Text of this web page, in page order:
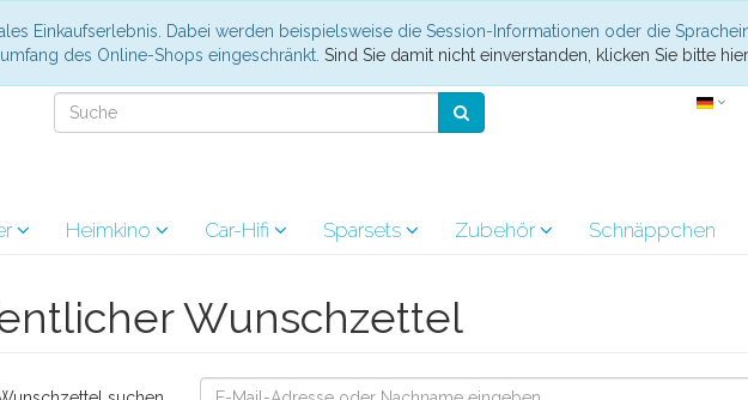
Einkaufserlebnis. Dabei werden beispielsweise die Session-Informationen oder die
des Online-Shops eingeschränkt. Sind Sie damit nicht einverstanden, klicken Sie bitte hier.
Heimkino Car-Hifi Sparsets Zubehör Schnäppchen
Wunschzettel